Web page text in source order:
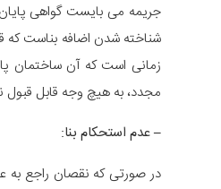
جریمه می بایست گواهی پایان
زمانی است که آن ساختمان
مجدد، به هیچ وجه قابل
– عدم استحکام بنا:
در صورتی که نقصان راجع به